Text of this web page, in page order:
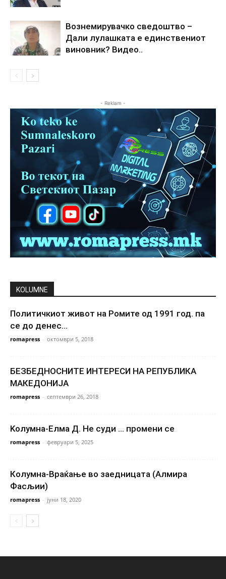
Вознемирувачко сведоштво –
Дали лулашката е единствениот
виновник? Видео..
- Reklam -
KOLUMNE
Политичкиот живот на Ромите од 1991 год. па
се до денес…
romapress - октомври 5, 2018
БЕЗБЕДНОСНИТЕ ИНТЕРЕСИ НА РЕПУБЛИКА
МАКЕДОНИЈА
romapress - септември 26, 2018
Kолумна-Елма Д. Не суди … промени се
romapress - февруари 5, 2025
Колумна-Враќање во заедницата (Алмира
Фасљии)
romapress - јуни 18, 2020